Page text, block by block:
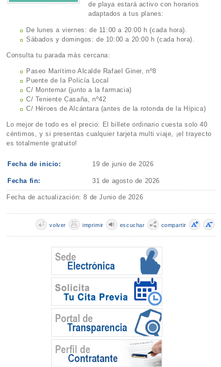
de playa estará activo con horarios
adaptados a tus planes:
De lunes a viernes: de 11:00 a 20:00 h (cada hora).
Sábados y domingos: de 10:00 a 20:00 h (cada hora).
Consulta tu parada más cercana:
Paseo Marítimo Alcalde Rafael Giner, nº8
Puente de la Policía Local
C/ Montemar (junto a la farmacia)
C/ Teniente Casaña, nº42
C/ Héroes de Alcántara (antes de la rotonda de la Hípica)
Lo mejor de todo es el precio: El billete ordinario cuesta solo 40
céntimos, y si presentas cualquier tarjeta multi viaje, ¡el trayecto
es totalmente gratuito!
Fecha de inicio: 19 de junio de 2026
Fecha fin: 31 de agosto de 2026
Fecha de actualización: 8 de Junio de 2026
compartir
escuchar
imprimir
volver